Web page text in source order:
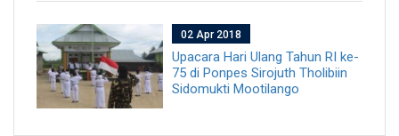
02 Apr 2018
Upacara Hari Ulang Tahun RI ke-
75 di Ponpes Sirojuth Tholibiin
Sidomukti Mootilango